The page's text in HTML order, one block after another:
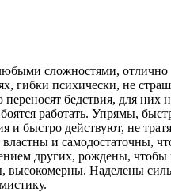
сложностями, отлично
гибки психически, не
переносят бедствия, для них
работать. Упрямы,
и быстро действуют, не
и самодостаточны,
других, рождены, чтобы
высокомерны. Наделены